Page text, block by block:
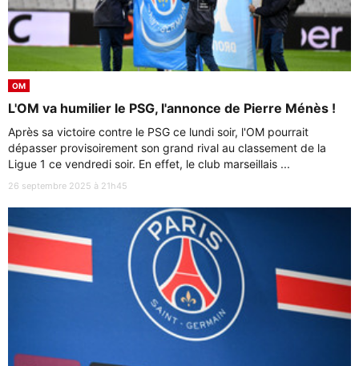
OM
L'OM va humilier le PSG, l'annonce de Pierre Ménès !
Après sa victoire contre le PSG ce lundi soir, l'OM pourrait
dépasser provisoirement son grand rival au classement de la
Ligue 1 ce vendredi soir. En effet, le club marseillais ...
26 septembre 2025 à 21h45